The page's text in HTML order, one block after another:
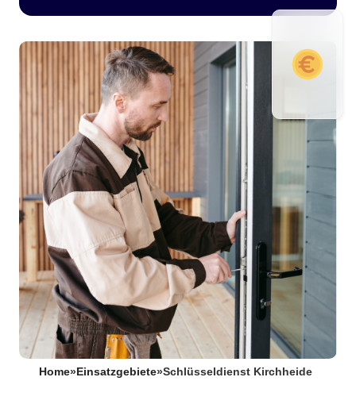
Home» Einsatzgebiete»Schlüsseldienst Kirchheide